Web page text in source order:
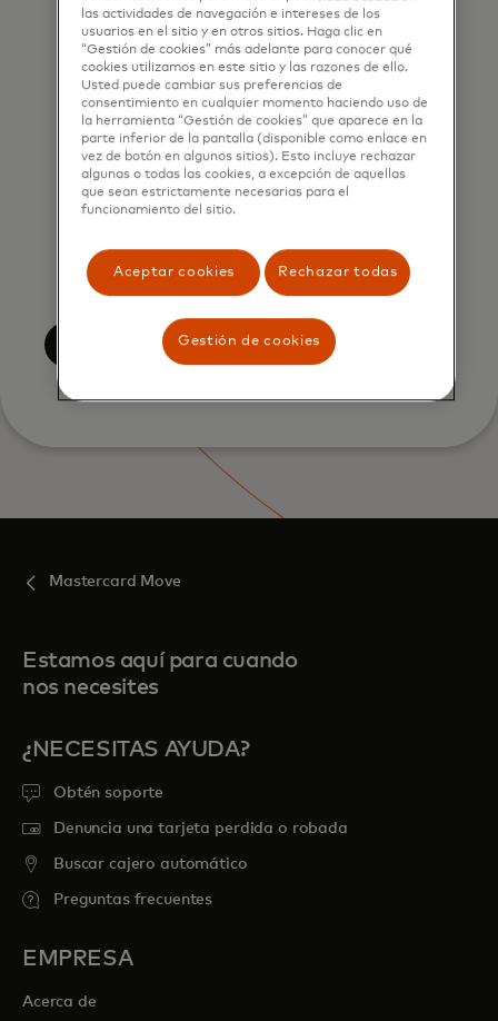
momento, sin cargo, utilizando el
enlace de exclusión proporcionado
en cada correo electrónico.
Reconozco que mis datos
personales serán procesados de
acuerdo con elAviso de Privacidad
Global de Mastercard . Al enviar este
he leído y acepto los
Términos de
uso de Mastercard.
Mastercard Move
Estamos aquí para cuando
nos necesites
¿NECESITAS AYUDA?
Obtén soporte
Denuncia una tarjeta perdida o robada
Buscar cajero automático
Preguntas frecuentes
EMPRESA
Acerca de
las actividades de navegación e intereses de los
usuarios en el sitio y en otros sitios. Haga clic en
“Gestión de cookies” más adelante para conocer qué
cookies utilizamos en este sitio y las razones de ello.
Usted puede cambiar sus preferencias de
consentimiento en cualquier momento haciendo uso de
la herramienta “Gestión de cookies” que aparece en la
parte inferior de la pantalla (disponible como enlace en
vez de botón en algunos sitios). Esto incluye rechazar
algunas o todas las cookies, a excepción de aquellas
que sean estrictamente necesarias para el
funcionamiento del sitio.
Aceptar cookies Rechazar todas
Gestión de cookies